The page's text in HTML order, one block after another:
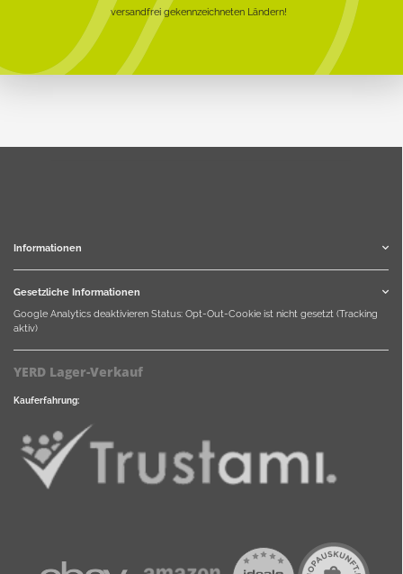
versandfrei gekennzeichneten Ländern!
Informationen
Gesetzliche Informationen
Google Analytics deaktivieren Status: Opt-Out-Cookie ist nicht gesetzt (Tracking
aktiv)
YERD Lager-Verkauf
Kauferfahrung: